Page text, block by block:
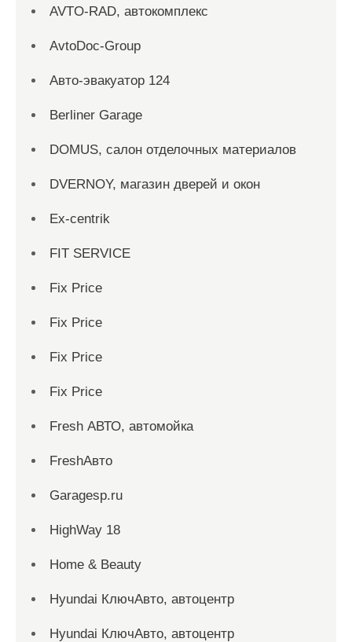
AVTO-RAD, автокомплекс
AvtoDoc-Group
Aвто-эвакуатор 124
Berliner Garage
DOMUS, салон отделочных материалов
DVERNOY, магазин дверей и окон
Ex-centrik
FIT SERVICE
Fix Price
Fix Price
Fix Price
Fix Price
Fresh АВТО, автомойка
FreshАвто
Garagesp.ru
HighWay 18
Home & Beauty
Hyundai КлючАвто, автоцентр
Hyundai КлючАвто, автоцентр